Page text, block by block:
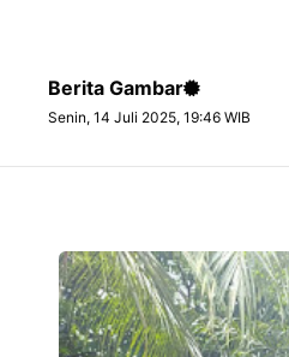
Berita Gambar
Senin, 14 Juli 2025, 19:46 WIB